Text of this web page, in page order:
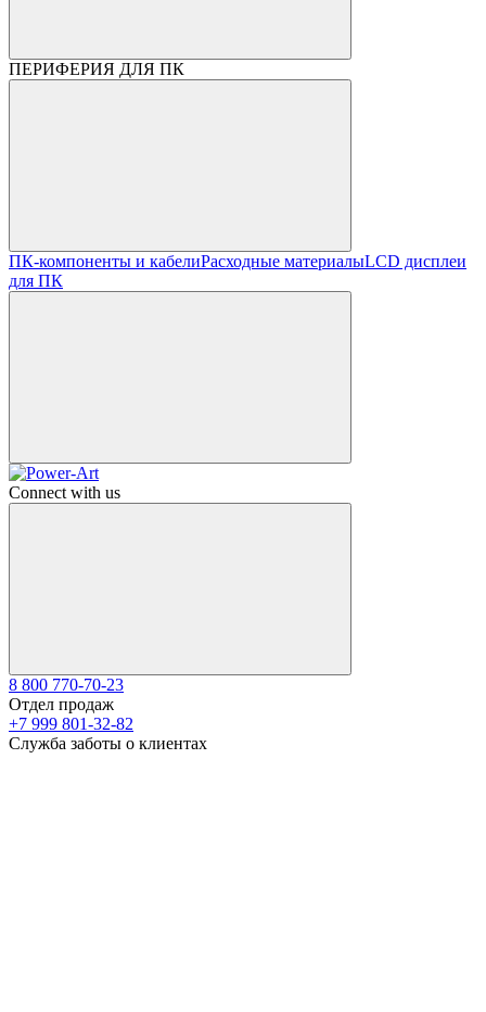
ПЕРИФЕРИЯ ДЛЯ ПК
ПК-компоненты и кабелиРасходные материалыLCD дисплеи
для ПК
Connect with us
8 800 770-70-23
Отдел продаж
+7 999 801-32-82
Служба заботы о клиентах